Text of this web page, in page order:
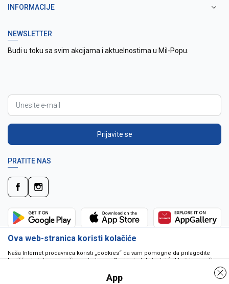
INFORMACIJE
NEWSLETTER
Budi u toku sa svim akcijama i aktuelnostima u Mil-Popu.
Prijavite se
PRATITE NAS
Ova web-stranica koristi kolačiće
Naša Internet prodavnica koristi „cookies“ da vam pomogne da prilagodite
korišćenje interneta vašim potrebama. Cookie je tekstualni fajl koji je smešten
da pokrenu program ili da isporuče virus vašem računaru. Cookie-i su
jedinstveno dodeljeni vama, i jedino mogu biti pročitani od strane web servera
App